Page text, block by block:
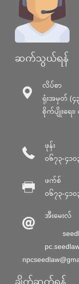
ဆက်သွယ်ရန်
လိပ်စာ
ရုံးအမှတ် (၄၃)
စိုက်ပျိုးရေး၊
ဖုန်း
၀၆၇၃-၄၁၀
ဖက်စ်
၀၆၇၃-၄၁၀
အီးမေးလ်
ချိတ်ဆက်ရန်